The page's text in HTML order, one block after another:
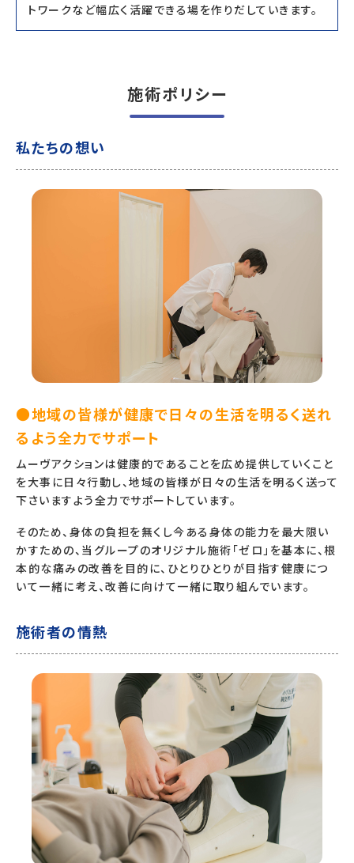
トワークなど幅広く活躍できる場を作りだしていきます。
施術ポリシー
私たちの想い
●地域の皆様が健康で日々の生活を明るく送れ
るよう全力でサポート
ムーヴアクションは健康的であることを広め提供していくこと
を大事に日々行動し、地域の皆様が日々の生活を明るく送って
下さいますよう全力でサポートしています。
そのため、身体の負担を無くし今ある身体の能力を最大限い
かすための、当グループのオリジナル施術「ゼロ」を基本に、根
本的な痛みの改善を目的に、ひとりひとりが目指す健康につ
いて一緒に考え、改善に向けて一緒に取り組んでいます。
施術者の情熱